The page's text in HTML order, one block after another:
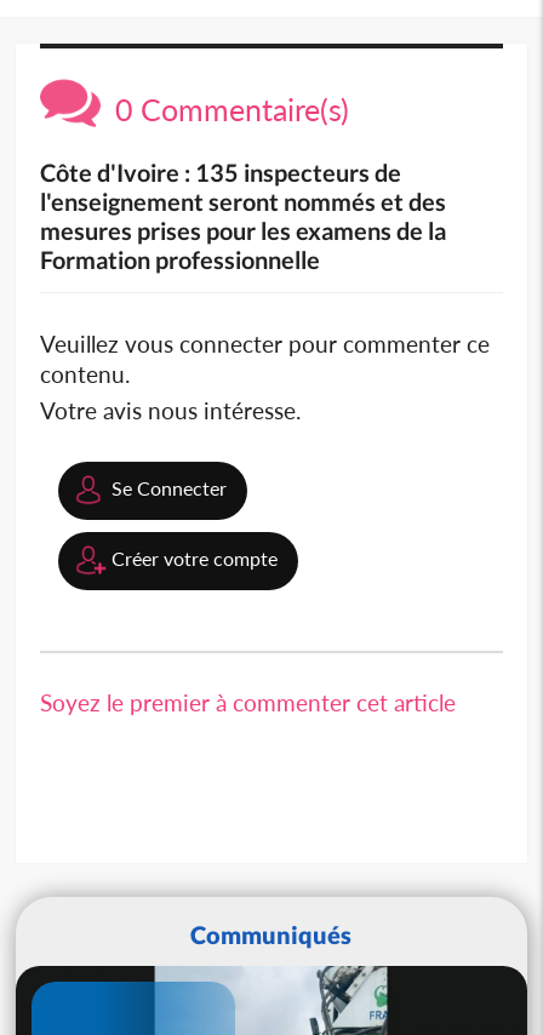
0 Commentaire(s)
Côte d'Ivoire : 135 inspecteurs de
l'enseignement seront nommés et des
mesures prises pour les examens de la
Formation professionnelle
Veuillez vous connecter pour commenter ce
contenu.
Votre avis nous intéresse.
Se Connecter
Créer votre compte
Soyez le premier à commenter cet article
Communiqués